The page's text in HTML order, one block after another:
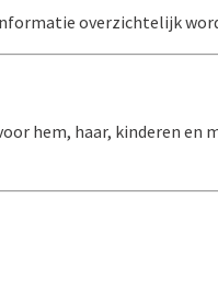
overzichtelijk
hem, haar, kinderen en